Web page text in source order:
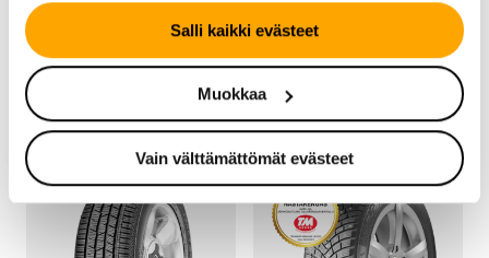
Salli kaikki evästeet
Muokkaa
Vain välttämättömät evästeet
TALVIRENGAS – KITKA
Continental
VanContact Viking
KESÄRENGAS
Continental
ContiEcoContact 5